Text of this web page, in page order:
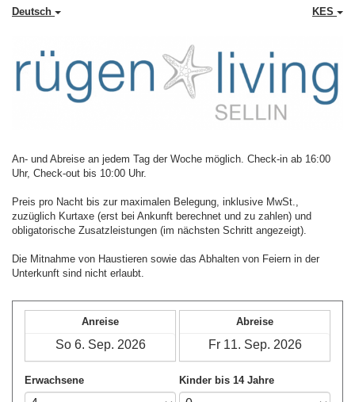
Deutsch KES
An- und Abreise an jedem Tag der Woche möglich. Check-in ab 16:00
Uhr, Check-out bis 10:00 Uhr.
Preis pro Nacht bis zur maximalen Belegung, inklusive MwSt.,
zuzüglich Kurtaxe (erst bei Ankunft berechnet und zu zahlen) und
obligatorische Zusatzleistungen (im nächsten Schritt angezeigt).
Die Mitnahme von Haustieren sowie das Abhalten von Feiern in der
Unterkunft sind nicht erlaubt.
Anreise Abreise
Erwachsene Kinder bis 14 Jahre